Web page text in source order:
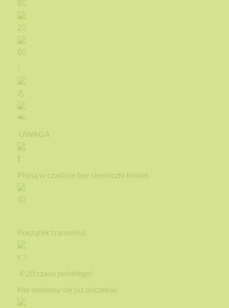
!
UWAGA
Płyną w czwórce bez sterniczki kobiet.
Początek transmisji
4:20 czasu polskiego!
Nie możemy się już doczekać